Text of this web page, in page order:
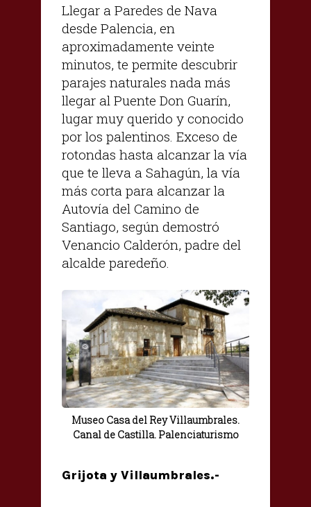
Llegar a Paredes de Nava
desde Palencia, en
aproximadamente veinte
minutos, te permite descubrir
parajes naturales nada más
llegar al Puente Don Guarín,
lugar muy querido y conocido
por los palentinos. Exceso de
rotondas hasta alcanzar la vía
que te lleva a Sahagún, la vía
más corta para alcanzar la
Autovía del Camino de
Santiago, según demostró
Venancio Calderón, padre del
alcalde paredeño.
Museo Casa del Rey Villaumbrales.
Canal de Castilla. Palenciaturismo
Grijota y Villaumbrales.-